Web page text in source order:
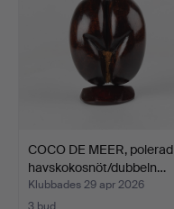
COCO DE MEER, polerad
havskokosnöt/dubbeln…
Klubbades 29 apr 2026